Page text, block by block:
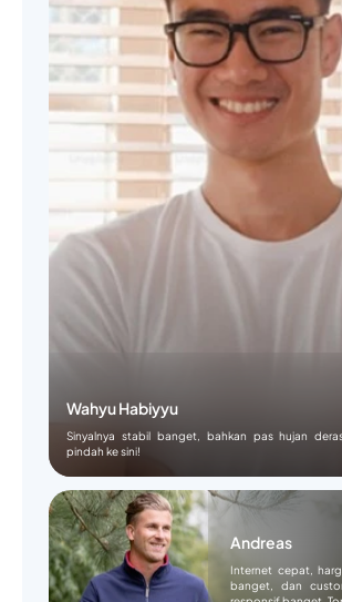
Wahyu Habiyyu
Sinyalnya stabil banget, bahkan pas hujan
pindah ke sini!
Andreas
Internet cepat,
banget, dan